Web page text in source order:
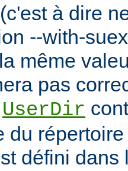
à dire
--with-
même
pas
UserDir
du
défini